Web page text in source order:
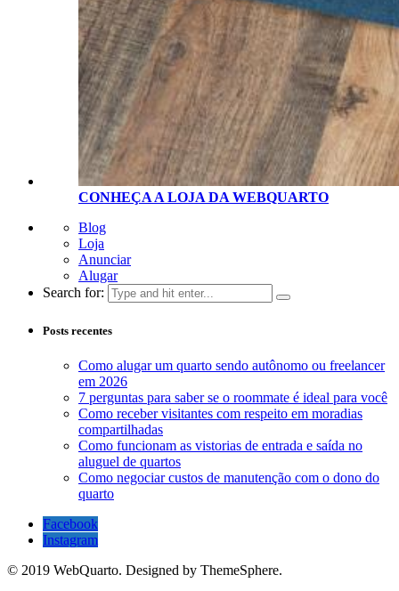
CONHEÇA A LOJA DA WEBQUARTO
Blog
Loja
Anunciar
Alugar
Search for:
Posts recentes
Como alugar um quarto sendo autônomo ou freelancer
em 2026
7 perguntas para saber se o roommate é ideal para você
Como receber visitantes com respeito em moradias
compartilhadas
Como funcionam as vistorias de entrada e saída no
aluguel de quartos
Como negociar custos de manutenção com o dono do
quarto
Facebook
Instagram
© 2019 WebQuarto. Designed by ThemeSphere.